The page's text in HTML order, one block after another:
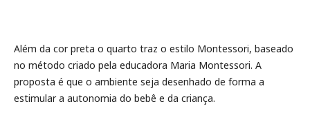
Além da cor preta o quarto traz o estilo Montessori, baseado
no método criado pela educadora Maria Montessori. A
proposta é que o ambiente seja desenhado de forma a
estimular a autonomia do bebê e da criança.